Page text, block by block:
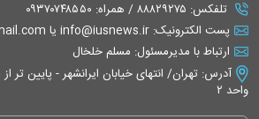
تلفکس: ۸۸۸۲۹۲۷۵ / همراه: ۰۹۳۷۰۷۴۸۵۵۰
پست الکترونیک: info@iusnews.ir یا eiusnews@gmail.com
ارتباط با مدیرمسئول: مسلم خلخال
واحد ۲